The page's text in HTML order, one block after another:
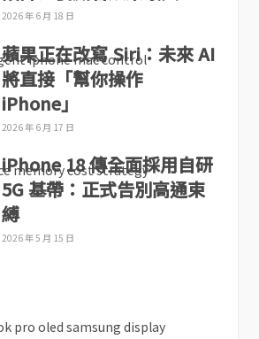
2026 年 6 月 18 日
蘋果正在改寫 Siri：未來 AI
將直接「幫你操作
iPhone」
2026 年 6 月 17 日
iPhone 18 傳全面採用自研
5G 基帶：正式告別高通束
縛
2026 年 5 月 15 日